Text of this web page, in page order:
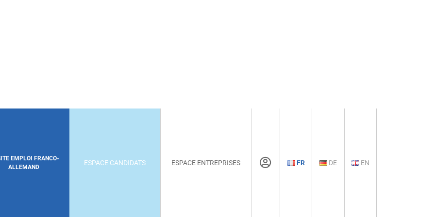
EMPLOI FRANCO-
ALLEMAND
ESPACE CANDIDATS ESPACE ENTREPRISES FR DE EN